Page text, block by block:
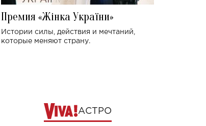
Премия «Жінка України»
Истории силы, действия и мечтаний,
которые меняют страну.
АСТРО